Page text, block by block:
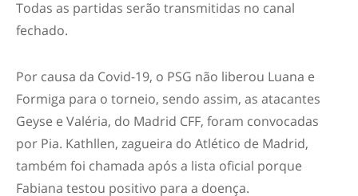
Todas as partidas serão transmitidas no canal
fechado.
Por causa da Covid-19, o PSG não liberou Luana e
Formiga para o torneio, sendo assim, as atacantes
Geyse e Valéria, do Madrid CFF, foram convocadas
por Pia. Kathllen, zagueira do Atlético de Madrid,
também foi chamada após a lista oficial porque
Fabiana testou positivo para a doença.